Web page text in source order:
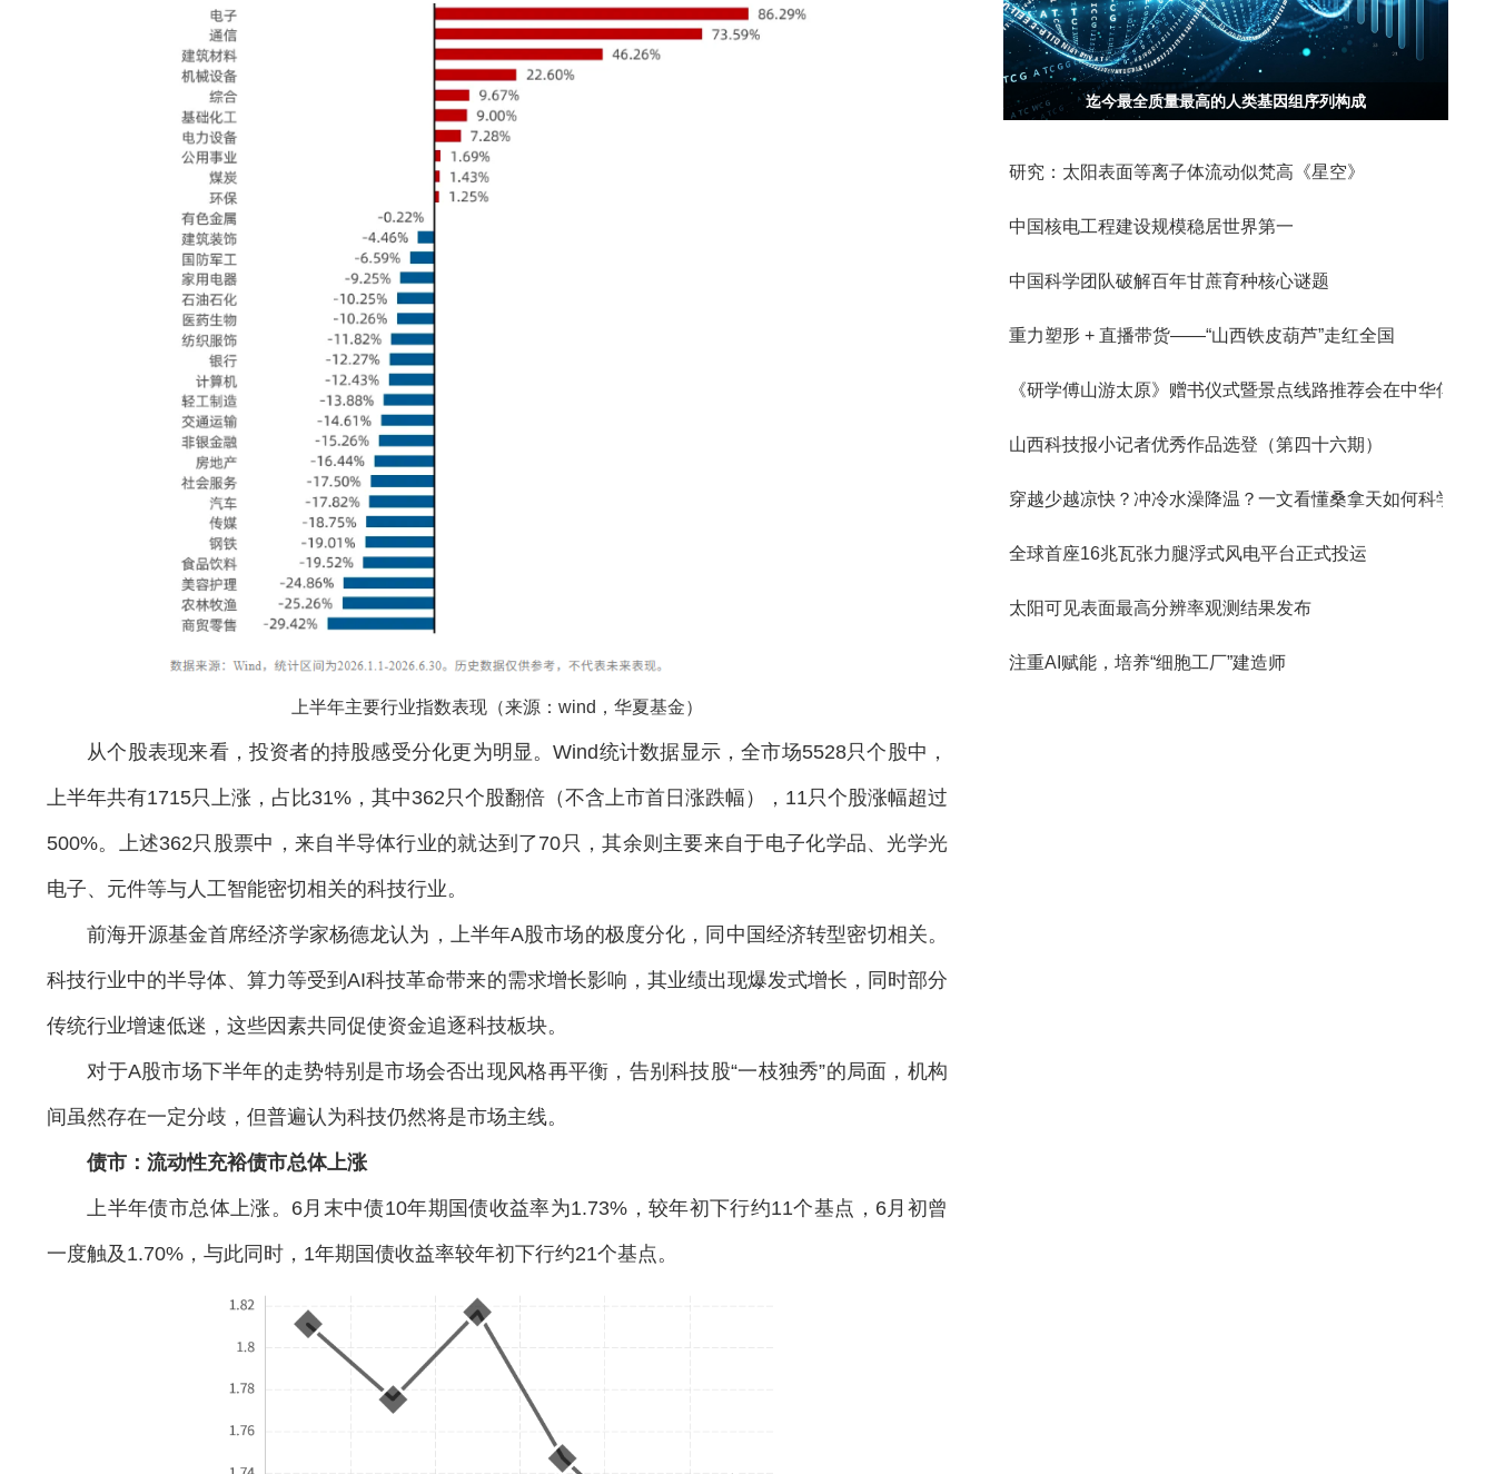
上半年主要行业指数表现（来源：wind，华夏基金）
从个股表现来看，投资者的持股感受分化更为明显。Wind统计数据显示，全市场5528只个股中，
上半年共有1715只上涨，占比31%，其中362只个股翻倍（不含上市首日涨跌幅），11只个股涨幅超过
500%。上述362只股票中，来自半导体行业的就达到了70只，其余则主要来自于电子化学品、光学光
电子、元件等与人工智能密切相关的科技行业。
前海开源基金首席经济学家杨德龙认为，上半年A股市场的极度分化，同中国经济转型密切相关。
科技行业中的半导体、算力等受到AI科技革命带来的需求增长影响，其业绩出现爆发式增长，同时部分
传统行业增速低迷，这些因素共同促使资金追逐科技板块。
对于A股市场下半年的走势特别是市场会否出现风格再平衡，告别科技股“一枝独秀”的局面，机构
间虽然存在一定分歧，但普遍认为科技仍然将是市场主线。
债市：流动性充裕债市总体上涨
上半年债市总体上涨。6月末中债10年期国债收益率为1.73%，较年初下行约11个基点，6月初曾
一度触及1.70%，与此同时，1年期国债收益率较年初下行约21个基点。
迄今最全质量最高的人类基因组序列构成
研究：太阳表面等离子体流动似梵高《星空》
中国核电工程建设规模稳居世界第一
中国科学团队破解百年甘蔗育种核心谜题
重力塑形 + 直播带货——“山西铁皮葫芦”走红全国
《研学傅山游太原》赠书仪式暨景点线路推荐会在中华傅
山西科技报小记者优秀作品选登（第四十六期）
穿越少越凉快？冲冷水澡降温？一文看懂桑拿天如何科学
全球首座16兆瓦张力腿浮式风电平台正式投运
太阳可见表面最高分辨率观测结果发布
注重AI赋能，培养“细胞工厂”建造师